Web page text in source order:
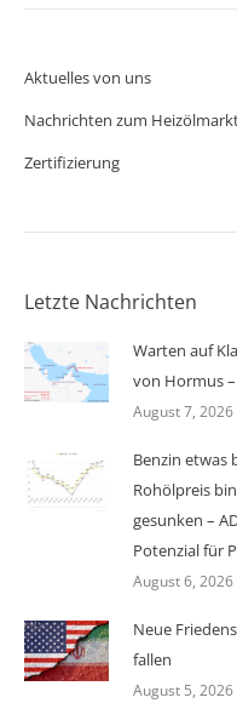
Aktuelles von uns
Nachrichten zum
Zertifizierung
Letzte Nachrichten
Warten auf
von Hormus
August 7, 2026
Benzin etwas
Rohölpreis
gesunken –
Potenzial für
August 6, 2026
Neue
fallen
August 5, 2026